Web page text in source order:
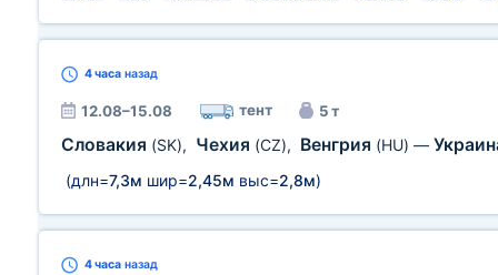
4 часа назад
12.08–15.08 тент 5 т
Словакия (SK), Чехия (CZ), Венгрия (HU) —
(длн=7,3м шир=2,45м выс=2,8м)
4 часа назад